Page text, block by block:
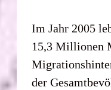
Im Jahr 2005
15,3 Millionen
der